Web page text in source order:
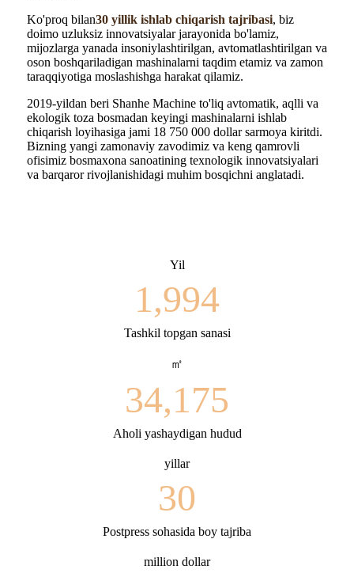
Ko'proq bilan30 yillik ishlab chiqarish tajribasi, biz
doimo uzluksiz innovatsiyalar jarayonida bo'lamiz,
mijozlarga yanada insoniylashtirilgan, avtomatlashtirilgan va
oson boshqariladigan mashinalarni taqdim etamiz va zamon
taraqqiyotiga moslashishga harakat qilamiz.
2019-yildan beri Shanhe Machine to'liq avtomatik, aqlli va
ekologik toza bosmadan keyingi mashinalarni ishlab
chiqarish loyihasiga jami 18 750 000 dollar sarmoya kiritdi.
Bizning yangi zamonaviy zavodimiz va keng qamrovli
ofisimiz bosmaxona sanoatining texnologik innovatsiyalari
va barqaror rivojlanishidagi muhim bosqichni anglatadi.
Yil
1,994
Tashkil topgan sanasi
㎡
34,175
Aholi yashaydigan hudud
yillar
30
Postpress sohasida boy tajriba
million dollar